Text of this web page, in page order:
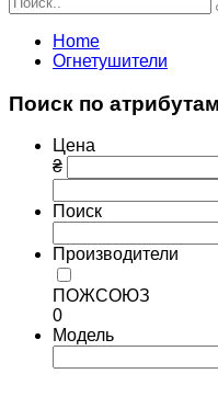
Home
Огнетушители
Поиск по атрибутам
Цена
₴
Поиск
Производители
ПОЖСОЮЗ
0
Модель